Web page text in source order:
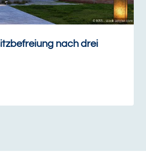
nach drei